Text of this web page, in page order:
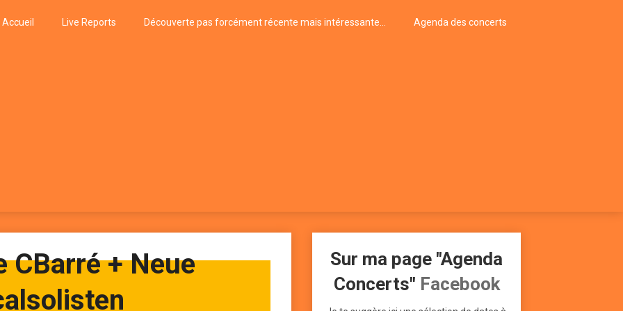
Accueil Live Reports Découverte pas forcément récente mais intéressante… Agenda des concerts
CBarré + Neue
Sur ma page "Agenda
Concerts" Facebook